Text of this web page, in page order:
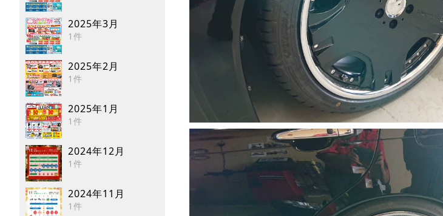
2025年3月
1件
2025年2月
1件
2025年1月
1件
2024年12月
1件
2024年11月
1件